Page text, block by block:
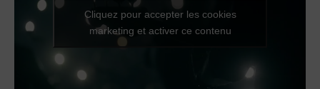
Cliquez pour accepter les cookies
marketing et activer ce contenu